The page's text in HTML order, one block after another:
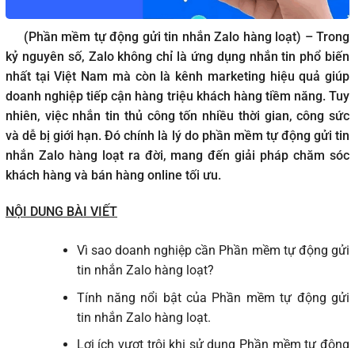
(Phần mềm tự động gửi tin nhắn Zalo hàng loạt) – Trong
kỷ nguyên số, Zalo không chỉ là ứng dụng nhắn tin phổ biến
nhất tại Việt Nam mà còn là kênh marketing hiệu quả giúp
doanh nghiệp tiếp cận hàng triệu khách hàng tiềm năng. Tuy
nhiên, việc nhắn tin thủ công tốn nhiều thời gian, công sức
và dễ bị giới hạn. Đó chính là lý do phần mềm tự động gửi tin
nhắn Zalo hàng loạt ra đời, mang đến giải pháp chăm sóc
khách hàng và bán hàng online tối ưu.
NỘI DUNG BÀI VIẾT
Vì sao doanh nghiệp cần Phần mềm tự động gửi
tin nhắn Zalo hàng loạt?
Tính năng nổi bật của Phần mềm tự động gửi
tin nhắn Zalo hàng loạt.
Lợi ích vượt trội khi sử dụng Phần mềm tự động